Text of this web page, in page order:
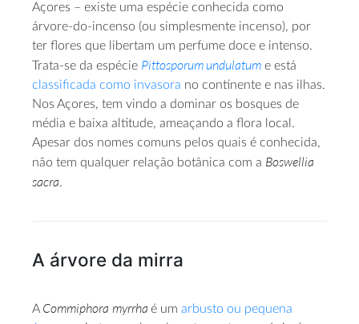
Açores – existe uma espécie conhecida como
árvore-do-incenso (ou simplesmente incenso), por
ter flores que libertam um perfume doce e intenso.
Trata-se da espécie Pittosporum undulatum e está
classificada como invasora no continente e nas ilhas.
Nos Açores, tem vindo a dominar os bosques de
média e baixa altitude, ameaçando a flora local.
Apesar dos nomes comuns pelos quais é conhecida,
não tem qualquer relação botânica com a Boswellia
sacra.
A árvore da mirra
A Commiphora myrrha é um arbusto ou pequena